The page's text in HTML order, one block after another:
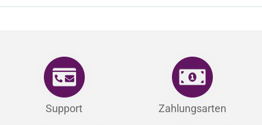
Support Zahlungsarten